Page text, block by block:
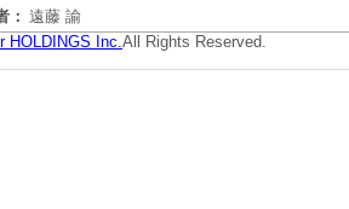
： 遠藤 諭
HOLDINGS Inc.All Rights Reserved.